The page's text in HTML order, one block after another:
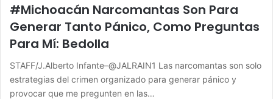
#Michoacán Narcomantas Son Para
Generar Tanto Pánico, Como Preguntas
Para Mí: Bedolla
STAFF/J.Alberto Infante–@JALRAIN1 Las narcomantas son solo
estrategias del crimen organizado para generar pánico y
provocar que me pregunten en las…